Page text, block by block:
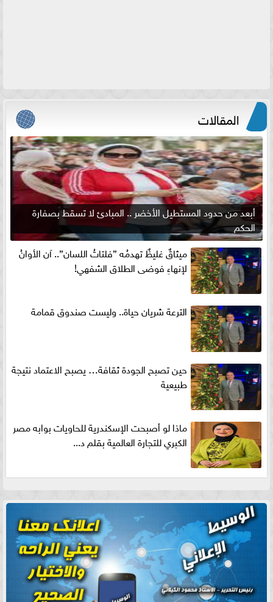
المقالات
أبعد من حدود المستطيل الأخضر .. المبادئ لا تسقط بصفارة
الحكم
ميثاقٌ غليظٌ تهدمُه ”فلتاتُ اللسان”.. آن الأوانُ
لإنهاءِ فوضى الطلاق الشفهي!
الترعة شريان حياة.. وليست صندوق قمامة
حين تصبح الجودة ثقافة… يصبح الاعتماد نتيجة
طبيعية
ماذا لو أصبحت الإسكندرية للحاويات بوابه مصر
الكبري للتجارة العالمية بقلم د...